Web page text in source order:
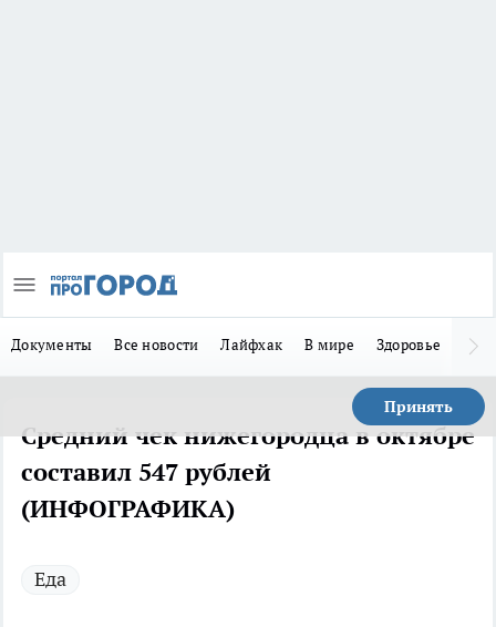
Документы Все новости Лайфхак В мире Здоровье
Принять
Средний чек нижегородца в октябре
составил 547 рублей
(ИНФОГРАФИКА)
Еда